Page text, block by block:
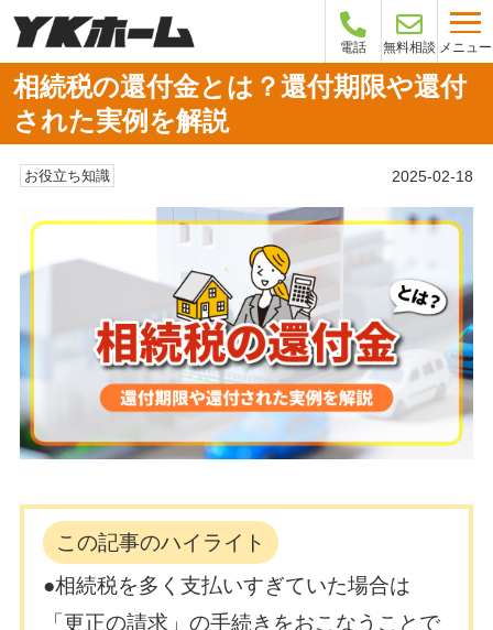
電話 無料相談 メニュー
相続税の還付金とは？還付期限や還付
された実例を解説
お役立ち知識 2025-02-18
この記事のハイライト
●相続税を多く支払いすぎていた場合は
「更正の請求」の手続きをおこなうことで